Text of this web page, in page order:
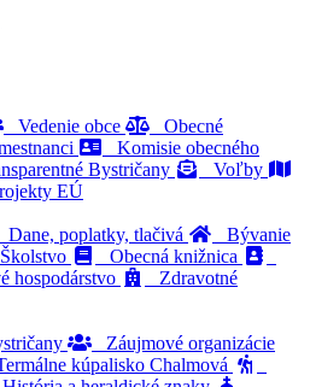
Vedenie obce
Obecné
Komisie obecného
Bystričany
Voľby
EÚ
Dane, poplatky, tlačivá
Bývanie
Obecná knižnica
hospodárstvo
Zdravotné
Záujmové organizácie
kúpalisko Chalmová